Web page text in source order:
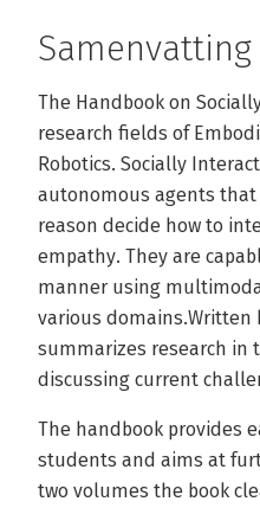
Samenvatting
The Handbook on
research fields of
Robotics. Socially
autonomous agents
reason decide how to
empathy. They are
manner using
various
summarizes research in
discussing current
The handbook provides
students and aims at
two volumes the book